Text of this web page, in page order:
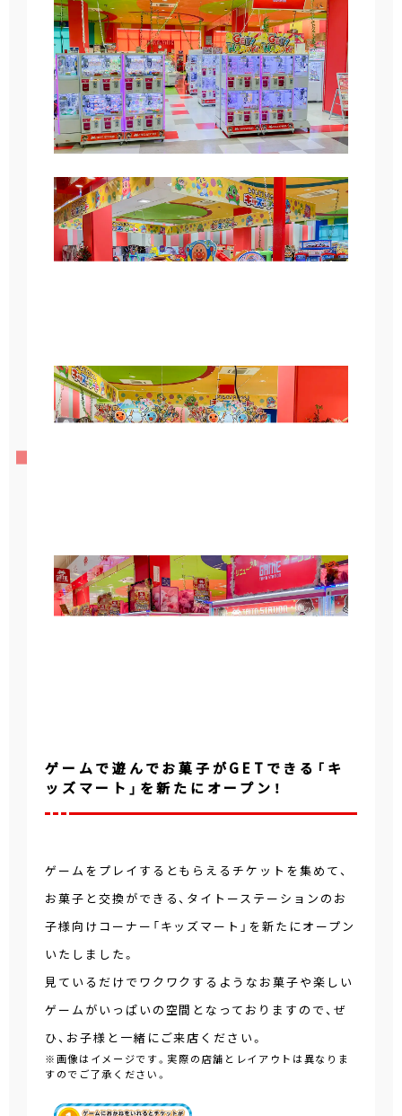
ゲームで遊んでお菓子がGETできる「キ
ッズマート」を新たにオープン！
ゲームをプレイするともらえるチケットを集めて、
お菓子と交換ができる、タイトーステーションのお
子様向けコーナー「キッズマート」を新たにオープン
いたしました。
見ているだけでワクワクするようなお菓子や楽しい
ゲームがいっぱいの空間となっておりますので、ぜ
ひ、お子様と一緒にご来店ください。
※画像はイメージです。実際の店舗とレイアウトは異なりま
すのでご了承ください。